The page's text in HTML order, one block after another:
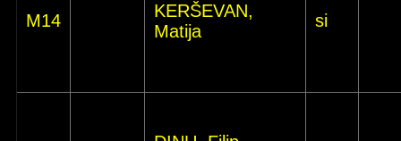
M14
KERŠEVAN,
Matija
si